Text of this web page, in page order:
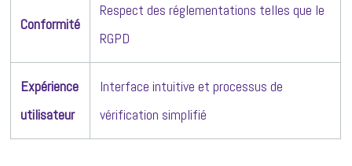
Conformité
Respect des réglementations telles que le
RGPD
Expérience
utilisateur
Interface intuitive et processus de
vérification simplifié